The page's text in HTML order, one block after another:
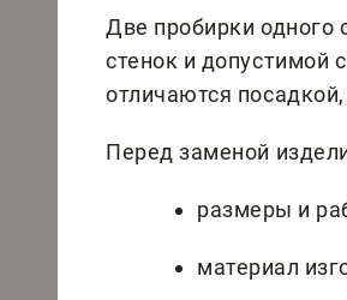
Две пробирки одного
стенок и допустимой
отличаются
Перед заменой
размеры и
материал